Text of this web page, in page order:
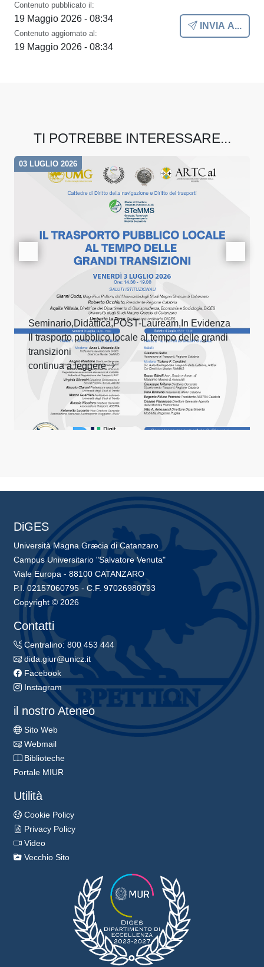
Contenuto pubblicato il:
19 Maggio 2026 - 08:34
Contenuto aggiornato al:
19 Maggio 2026 - 08:34
INVIA A...
TI POTREBBE INTERESSARE...
03 LUGLIO 2026
Seminario,Didattica,POST-Lauream,In Evidenza
Il trasporto pubblico locale al tempo delle grandi
transizioni
continua a leggere
DiGES
Università Magna Græcia di Catanzaro
Campus Universitario "Salvatore Venuta"
Viale Europa - 88100 CATANZARO
P.I. 02157060795 - C.F. 97026980793
Copyright © 2026
Contatti
Centralino: 800 453 444
dida.giur@unicz.it
Facebook
Instagram
il nostro Ateneo
Sito Web
Webmail
Biblioteche
Portale MIUR
Utilità
Cookie Policy
Privacy Policy
Video
Vecchio Sito